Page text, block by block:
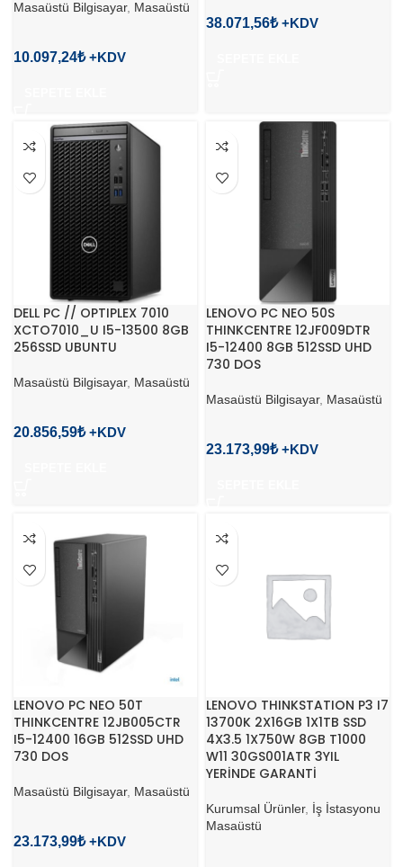
Masaüstü Bilgisayar, Masaüstü
10.097,24₺
38.071,56₺
DELL PC // OPTIPLEX 7010
XCTO7010_U I5-13500 8GB
256SSD UBUNTU
Masaüstü Bilgisayar, Masaüstü
20.856,59₺
LENOVO PC NEO 50S
THINKCENTRE 12JF009DTR
I5-12400 8GB 512SSD UHD
730 DOS
Masaüstü Bilgisayar, Masaüstü
23.173,99₺
LENOVO PC NEO 50T
THINKCENTRE 12JB005CTR
I5-12400 16GB 512SSD UHD
730 DOS
Masaüstü Bilgisayar, Masaüstü
23.173,99₺
LENOVO THINKSTATION P3 I7
13700K 2X16GB 1X1TB SSD
4X3.5 1X750W 8GB T1000
W11 30GS001ATR 3YIL
YERİNDE GARANTİ
Kurumsal Ürünler, İş İstasyonu
Masaüstü